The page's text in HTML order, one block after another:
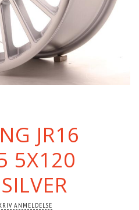
JR16
5X120
ANMELDELSE